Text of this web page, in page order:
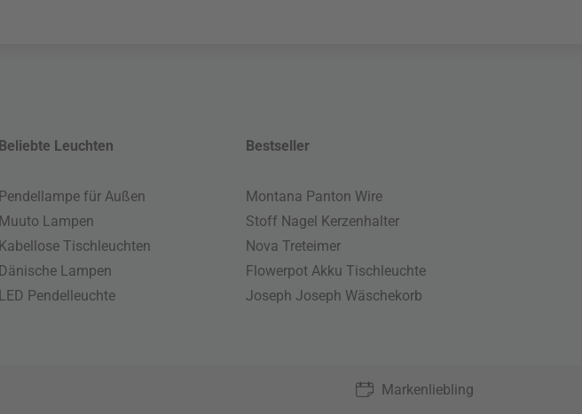
Beliebte Leuchten
Pendellampe für Außen
Muuto Lampen
Kabellose Tischleuchten
Dänische Lampen
LED Pendelleuchte
Bestseller
Montana Panton Wire
Stoff Nagel Kerzenhalter
Nova Treteimer
Flowerpot Akku Tischleuchte
Joseph Joseph Wäschekorb
Markenliebling